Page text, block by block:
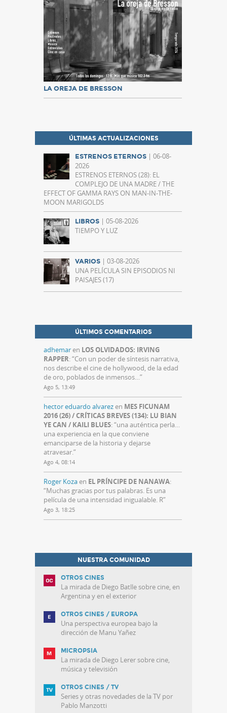
LA OREJA DE BRESSON
ÚLTIMAS ACTUALIZACIONES
ESTRENOS ETERNOS | 06-08-
2026
ESTRENOS ETERNOS (28): EL
COMPLEJO DE UNA MADRE / THE
EFFECT OF GAMMA RAYS ON MAN-IN-THE-
MOON MARIGOLDS
LIBROS | 05-08-2026
TIEMPO Y LUZ
VARIOS | 03-08-2026
UNA PELÍCULA SIN EPISODIOS NI
PAISAJES (17)
ÚLTIMOS COMENTARIOS
adhemaren LOS OLVIDADOS: IRVING
RAPPER: “Con un poder de síntesis narrativa,
nos describe el cine de hollywood, de la edad
de oro, poblados de inmensos…”
Ago 5, 13:49
hector eduardo alvarezen MES FICUNAM
2016 (26) / CRÍTICAS BREVES (134): LU BIAN
YE CAN / KAILI BLUES: “una auténtica perla…
una experiencia en la que conviene
emanciparse de la historia y dejarse
atravesar.”
Ago 4, 08:14
Roger Kozaen EL PRÍNCIPE DE NANAWA:
“Muchas gracias por tus palabras. Es una
película de una intensidad inigualable. R”
Ago 3, 18:25
NUESTRA COMUNIDAD
OTROS CINES
La mirada de Diego Batlle sobre cine, en
Argentina y en el exterior
OTROS CINES / EUROPA
Una perspectiva europea bajo la
dirección de Manu Yañez
MICROPSIA
La mirada de Diego Lerer sobre cine,
música y televisión
OTROS CINES / TV
Series y otras novedades de la TV por
Pablo Manzotti